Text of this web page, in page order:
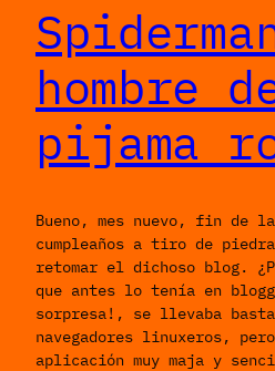
hombre
pijama
Bueno, mes nuevo, fin de
cumpleaños a tiro de
retomar el dichoso blog.
que antes lo tenía en
sorpresa!, se llevaba
navegadores linuxeros,
aplicación muy maja y